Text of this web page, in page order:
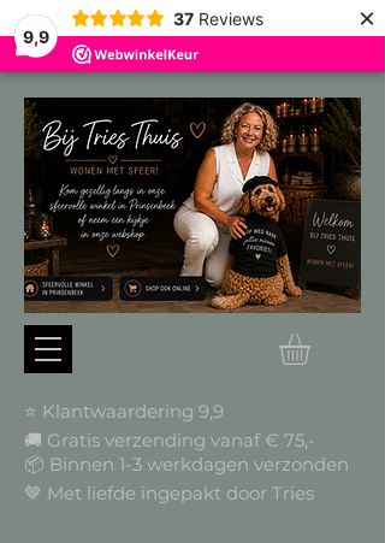
9,9
37 Reviews ×
⭐ Klantwaardering 9,9
🚚 Gratis verzending vanaf € 75,-
📦 Binnen 1-3 werkdagen verzonden
🤎 Met liefde ingepakt door Tries